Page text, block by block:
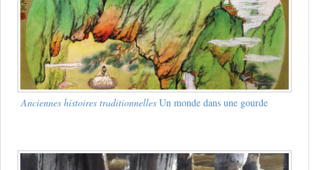
Anciennes histoires traditionnelles Un monde dans une gourde